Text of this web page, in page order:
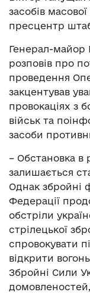
засобів
пресцентр
Генерал-майор
розповів про
проведення
закцентував
провокаціях з
військ та
засоби
– Обстановка в
залишається
Однак збройні
Федерації
обстріли
стрілецької
спровокувати
відкрити
Збройні Сили